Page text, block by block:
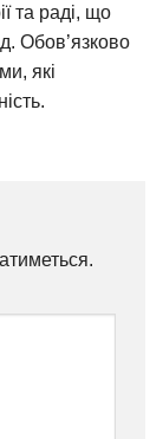
та раді, що
Обов’язково
які